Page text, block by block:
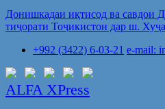
Донишкадаи иқтисод ва савдои
тиҷорати Тоҷикистон дар ш.
+992 (3422) 6-03-21 e-mail:
ALFA XPress